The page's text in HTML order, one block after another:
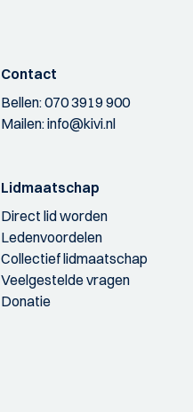
Contact
Bellen:070 3919 900
Mailen:info@kivi.nl
Lidmaatschap
Direct lid worden
Ledenvoordelen
Collectief lidmaatschap
Veelgestelde vragen
Donatie